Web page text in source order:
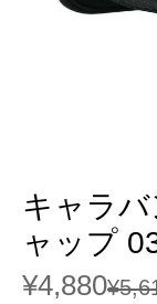
キャラ
ャップ
¥4,880